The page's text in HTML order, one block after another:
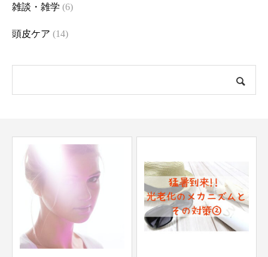
雑談・雑学 (6)
頭皮ケア (14)